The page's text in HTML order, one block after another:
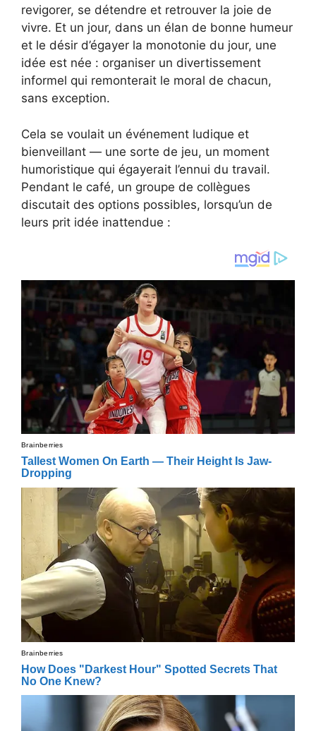
revigorer, se détendre et retrouver la joie de
vivre. Et un jour, dans un élan de bonne humeur
et le désir d’égayer la monotonie du jour, une
idée est née : organiser un divertissement
informel qui remonterait le moral de chacun,
sans exception.
Cela se voulait un événement ludique et
bienveillant — une sorte de jeu, un moment
humoristique qui égayerait l’ennui du travail.
Pendant le café, un groupe de collègues
discutait des options possibles, lorsqu’un de
leurs prit idée inattendue :